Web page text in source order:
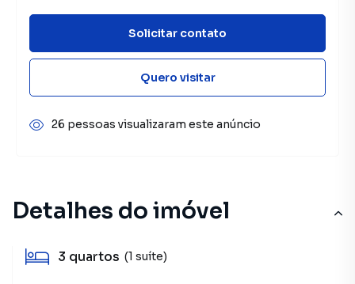
Detalhes do imóvel
3 quartos (1 suíte)
Solicitar contato
Quero visitar
26 pessoas visualizaram este anúncio